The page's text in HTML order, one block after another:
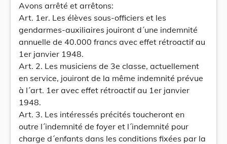
Avons arrêté et arrêtons:
Art. 1er. Les élèves sous-officiers et les
gendarmes-auxiliaires jouiront d´une indemnité
annuelle de 40.000 francs avec effet rétroactif au
1er janvier 1948.
Art. 2. Les musiciens de 3e classe, actuellement
en service, jouiront de la même indemnité prévue
à l´art. 1er avec effet rétroactif au 1er janvier
1948.
Art. 3. Les intéressés précités toucheront en
outre l´indemnité de foyer et l´indemnité pour
charge d´enfants dans les conditions fixées par la